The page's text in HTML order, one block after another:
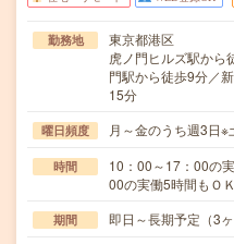
勤務地
東京都港区
虎ノ門ヒルズ駅から
門駅から徒歩9分／
15分
曜日頻度 月～金のうち週3日※
時間
10：00～17：00の
00の実働5時間もＯ
期間 即日～長期予定（3